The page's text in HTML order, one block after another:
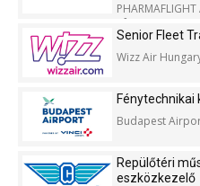
Kft.
Senior Fleet
Wizz Air
Fénytechnikai
Budapest
Repülőtéri
eszközkezelő